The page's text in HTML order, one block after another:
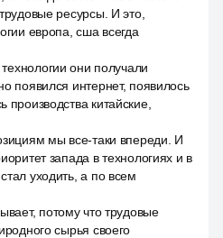
ресурсы. И это,
европа, сша всегда
они получали
появился интернет, появилось
производства китайские,
мы все-таки впереди. И
запада в технологиях и в
уходить, а по всем
потому что трудовые
сырья своего